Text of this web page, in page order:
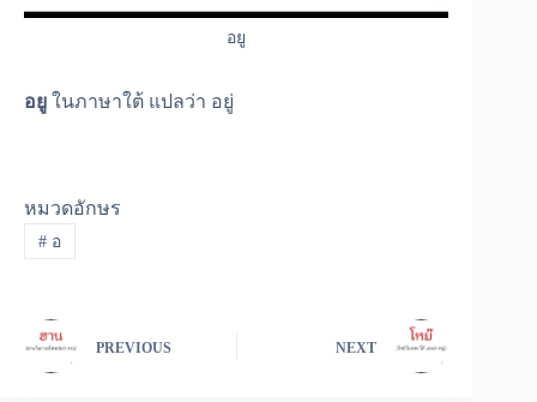
อยู
อยู ในภาษาใต้ แปลว่า อยู่
หมวดอักษร
#อ
PREVIOUS NEXT